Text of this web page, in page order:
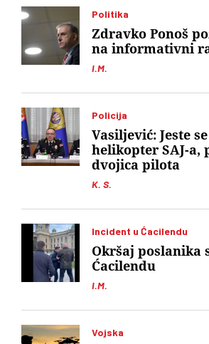
Politika
I.M.
Zdravko Ponoš
na informativni
Policija
K. S.
Vasiljević: Jeste
helikopter SAJ-a,
dvojica pilota
Incident u Ćacilendu
I.M.
Okršaj poslanika
Ćacilendu
Vojska